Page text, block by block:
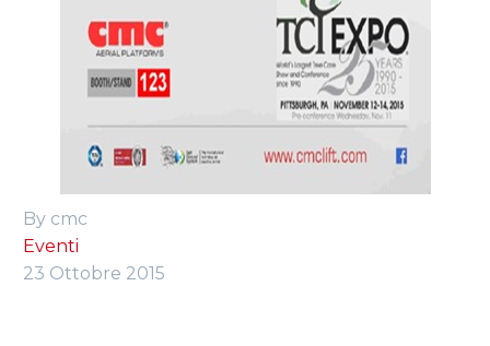
ITALIANO
By cmc
Eventi
23 Ottobre 2015